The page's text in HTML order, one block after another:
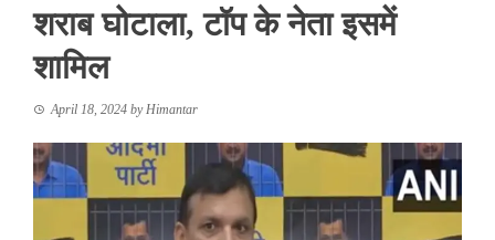
शराब घोटाला, टॉप के नेता इसमें
शामिल
April 18, 2024 byHimantar